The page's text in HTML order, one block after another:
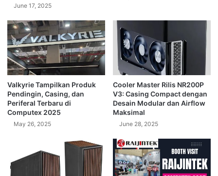
June 17, 2025
Valkyrie Tampilkan Produk
Pendingin, Casing, dan
Periferal Terbaru di
Computex 2025
May 26, 2025
Cooler Master Rilis NR200P
V3: Casing Compact dengan
Desain Modular dan Airflow
Maksimal
June 28, 2025